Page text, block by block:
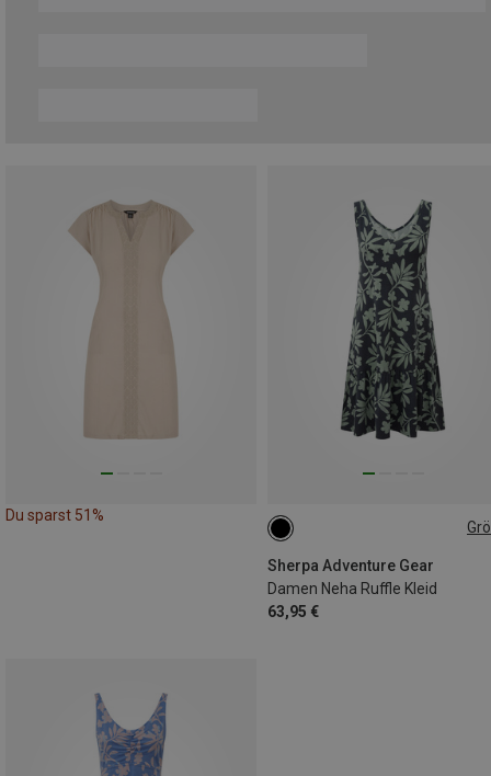
Du sparst 51%
Sherpa Adventure Gear
Damen Neha Ruffle Kleid
63,95 €
S